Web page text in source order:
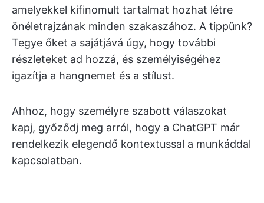
amelyekkel kifinomult tartalmat hozhat létre
önéletrajzának minden szakaszához. A tippünk?
Tegye őket a sajátjává úgy, hogy további
részleteket ad hozzá, és személyiségéhez
igazítja a hangnemet és a stílust.
Ahhoz, hogy személyre szabott válaszokat
kapj, győződj meg arról, hogy a ChatGPT már
rendelkezik elegendő kontextussal a munkáddal
kapcsolatban.